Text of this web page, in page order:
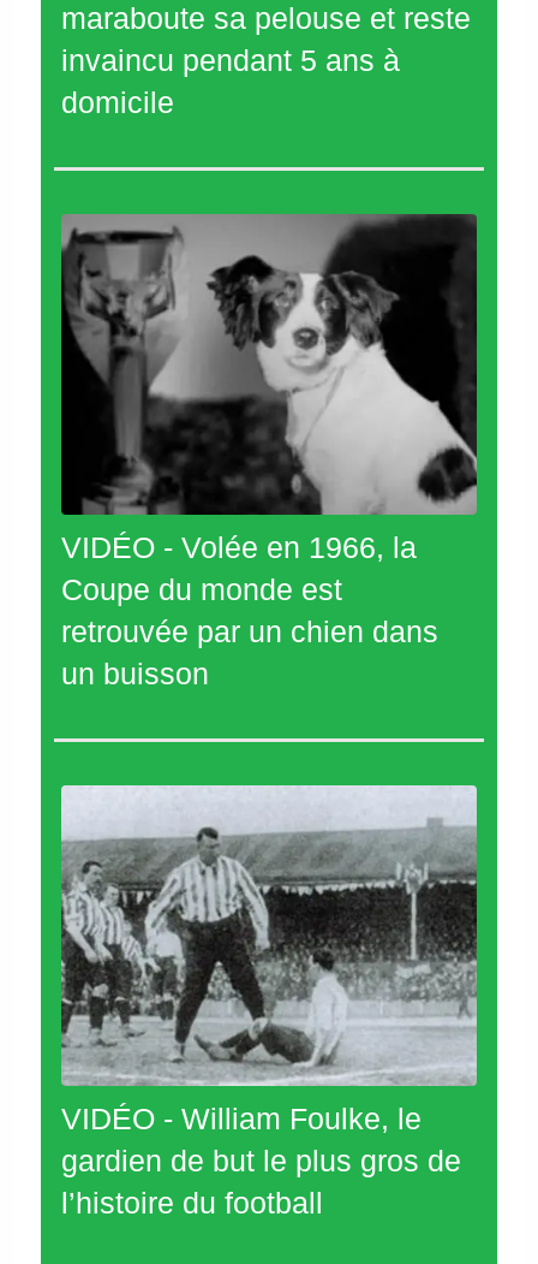
maraboute sa pelouse et reste
invaincu pendant 5 ans à
domicile
VIDÉO - Volée en 1966, la
Coupe du monde est
retrouvée par un chien dans
un buisson
VIDÉO - William Foulke, le
gardien de but le plus gros de
l’histoire du football